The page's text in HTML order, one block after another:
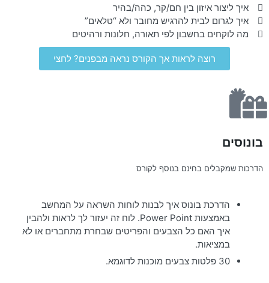
איך ליצור איזון בין חם/קר, כהה/בהיר
איך לגרום לבית להרגיש מחובר ולא “טלאים”
מה לוקחים בחשבון לפי תאורה, חלונות ורהיטים
רוצה לראות אך הקורס נראה מבפנים? לחצי
בונוסים
הדרכות שמקבלים בחינם בנוסף לקורס
הדרכת בונוס איך לבנות לוחות השראה על המחשב
באמצעות Power Point. לוח זה יעזור לך לראות ולהבין
איך האם כל הצבעים והפריטים שבחרת מתחברים או לא
במציאות.
30 פלטות צבעים מוכנות לדוגמא.